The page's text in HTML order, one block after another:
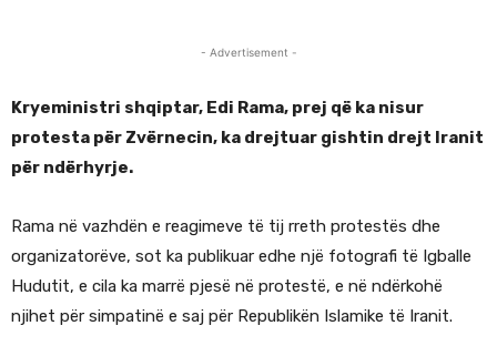
- Advertisement -
Kryeministri shqiptar, Edi Rama, prej që ka nisur
protesta për Zvërnecin, ka drejtuar gishtin drejt Iranit
për ndërhyrje.
Rama në vazhdën e reagimeve të tij rreth protestës dhe
organizatorëve, sot ka publikuar edhe një fotografi të Igballe
Hudutit, e cila ka marrë pjesë në protestë, e në ndërkohë
njihet për simpatinë e saj për Republikën Islamike të Iranit.